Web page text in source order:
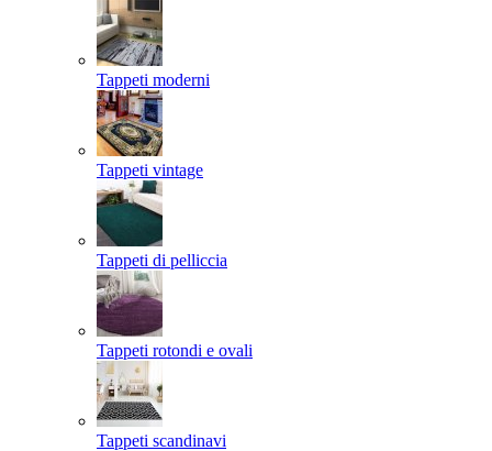
Tappeti moderni
Tappeti vintage
Tappeti di pelliccia
Tappeti rotondi e ovali
Tappeti scandinavi